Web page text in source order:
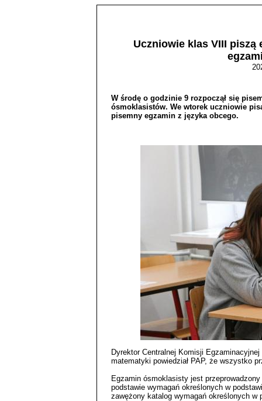
Uczniowie klas VIII piszą
W środę o godzinie 9 rozpoczął się
ósmoklasistów. We wtorek uczniowie
pisemny egzamin z języka obcego.
Dyrektor Centralnej Komisji
matematyki powiedział PAP, że wszystko
Egzamin ósmoklasisty jest
podstawie wymagań określonych w
zawężony katalog wymagań określonych w